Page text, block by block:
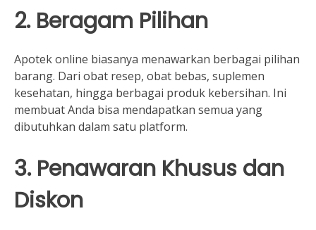
2. Beragam Pilihan
Apotek online biasanya menawarkan berbagai pilihan
barang. Dari obat resep, obat bebas, suplemen
kesehatan, hingga berbagai produk kebersihan. Ini
membuat Anda bisa mendapatkan semua yang
dibutuhkan dalam satu platform.
3. Penawaran Khusus dan
Diskon